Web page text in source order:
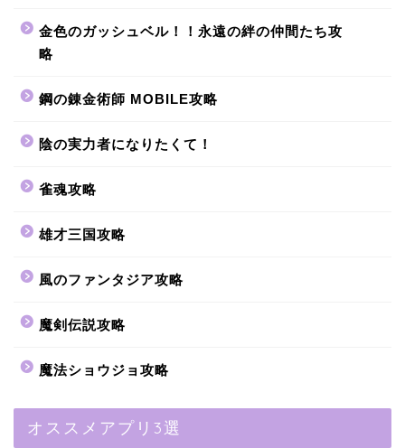
金色のガッシュベル！！永遠の絆の仲間たち攻
略
鋼の錬金術師 MOBILE攻略
陰の実力者になりたくて！
雀魂攻略
雄才三国攻略
風のファンタジア攻略
魔剣伝説攻略
魔法ショウジョ攻略
オススメアプリ3選